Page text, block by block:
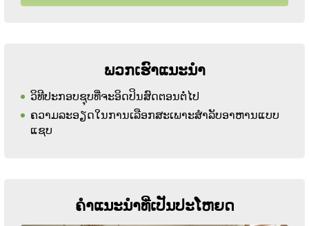
ພວກເຮົາແນະນໍາ
ວິທີປະກອບຊຸບທີ່ຈະອິດປິນສົດຕອນຕໍ່ໄປ
ຄວາມລະອຽດໃນການເລືອກສະເພາະສໍາລັບອາຫານແບບ
ແຊບ
ຄໍາແນະນໍາທີ່ເປັນປະໂຫຍດ